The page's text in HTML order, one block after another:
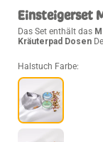
Preis
Einsteigerset
Das Set enthält das
Kräuterpad Dosen
Halstuch Farbe: